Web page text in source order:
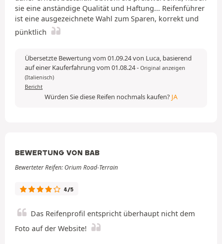
sie eine anständige Qualität und Haftung... Reifenführer
ist eine ausgezeichnete Wahl zum Sparen, korrekt und
pünktlich
Übersetzte Bewertung vom 01.09.24 von Luca, basierend
auf einer Kauferfahrung vom 01.08.24- Original anzeigen
(Italienisch)
Bericht
Würden Sie diese Reifen nochmals kaufen? JA
BEWERTUNG VON BAB
Bewerteter Reifen: Orium Road-Terrain
4/5
Das Reifenprofil entspricht überhaupt nicht dem
Foto auf der Website!